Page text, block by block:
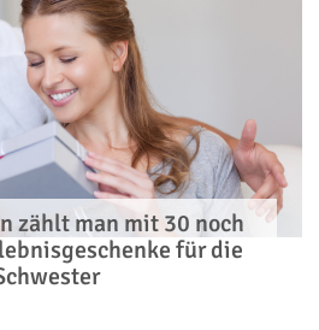
zählt man mit 30 noch
für die